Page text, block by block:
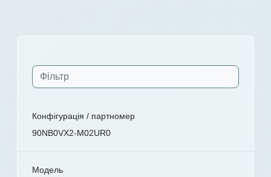
Конфігурація / партномер
90NB0VX2-M02UR0
Модель